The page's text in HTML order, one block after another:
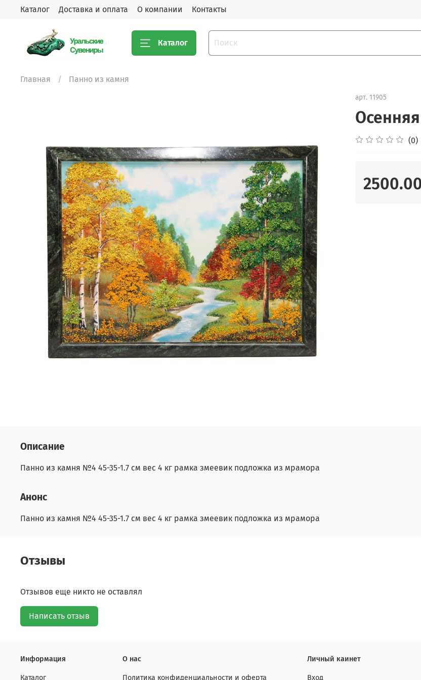
Каталог Доставка и оплата О компании Контакты
Каталог
Главная Панно из камня
арт. 11905
(0)
Описание
Панно из камня №4 45-35-1.7 см вес 4 кг рамка змеевик подложка из мрамора
Анонс
Панно из камня №4 45-35-1.7 см вес 4 кг рамка змеевик подложка из мрамора
Отзывы
Отзывов еще никто не оставлял
Написать отзыв
Информация
Каталог
О нас
Политика конфиденциальности и оферта
Личный каинет
Вход